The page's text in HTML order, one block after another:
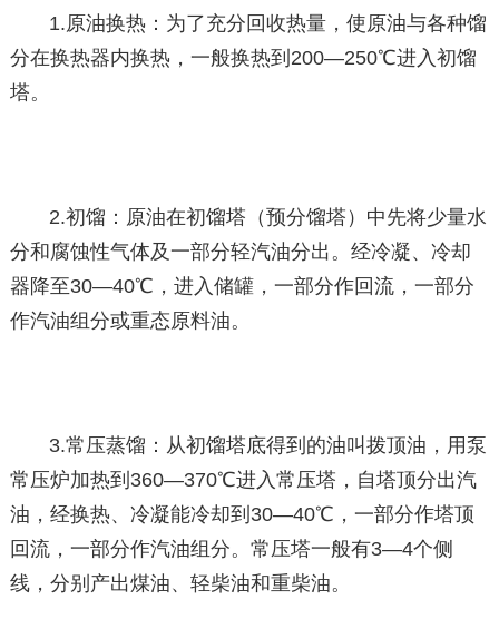
1.原油换热：为了充分回收热量，使原油与各种馏
分在换热器内换热，一般换热到200—250℃进入初馏
塔。
2.初馏：原油在初馏塔（预分馏塔）中先将少量水
分和腐蚀性气体及一部分轻汽油分出。经冷凝、冷却
器降至30—40℃，进入储罐，一部分作回流，一部分
作汽油组分或重态原料油。
3.常压蒸馏：从初馏塔底得到的油叫拨顶油，用泵
常压炉加热到360—370℃进入常压塔，自塔顶分出汽
油，经换热、冷凝能冷却到30—40℃，一部分作塔顶
回流，一部分作汽油组分。常压塔一般有3—4个侧
线，分别产出煤油、轻柴油和重柴油。